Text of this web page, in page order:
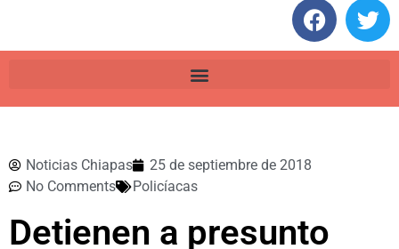
Noticias Chiapas
25 de septiembre de 2018
No Comments
Policíacas
Detienen a presunto